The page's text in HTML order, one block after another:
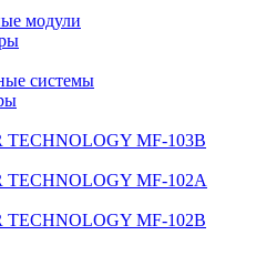
модули
системы
TECHNOLOGY MF-103B
TECHNOLOGY MF-102A
TECHNOLOGY MF-102B